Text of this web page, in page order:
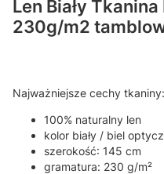
Len Biały
230g/m2
Najważniejsze cechy tkaniny:
100% naturalny len
kolor biały / biel
szerokość: 145 cm
gramatura: 230 g/m²